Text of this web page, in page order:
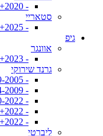
- 2020+
סטאריי
- 2025+
גיפ
אוונגר
- 2023+
גרנד שירוקי
- 1999-2005 (WJ)
- 2004-2009 (WK1)
- 2010-2022 (WK2)
- 2022+ (ארוך)
- 2022+ (קצר)
ליברטי